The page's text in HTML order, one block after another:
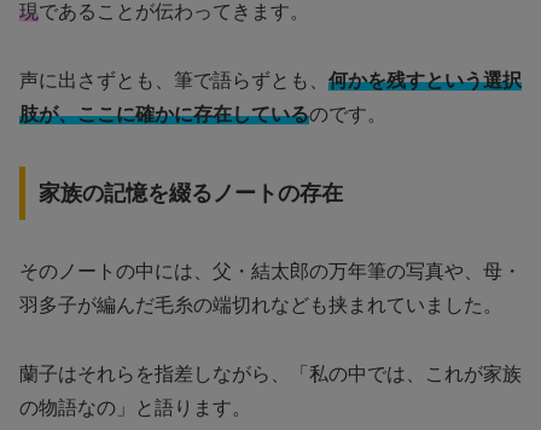
現であることが伝わってきます。
声に出さずとも、筆で語らずとも、 何かを残すという選択
肢が、ここに確かに存在しているのです。
家族の記憶を綴るノートの存在
そのノートの中には、父・結太郎の万年筆の写真や、母・
羽多子が編んだ毛糸の端切れなども挟まれていました。
蘭子はそれらを指差しながら、「私の中では、これが家族
の物語なの」と語ります。